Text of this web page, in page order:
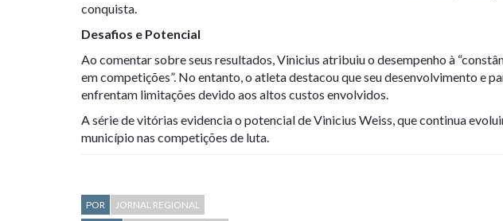
conquista.
Desafios e Potencial
Ao comentar sobre seus resultados, Vinicius atribuiu o desempenho à
em competições”. No entanto, o atleta destacou que seu desenvolvimento e
enfrentam limitações devido aos altos custos envolvidos.
A série de vitórias evidencia o potencial de Vinicius Weiss, que continua
município nas competições de luta.
POR
JORNAL REGIONAL